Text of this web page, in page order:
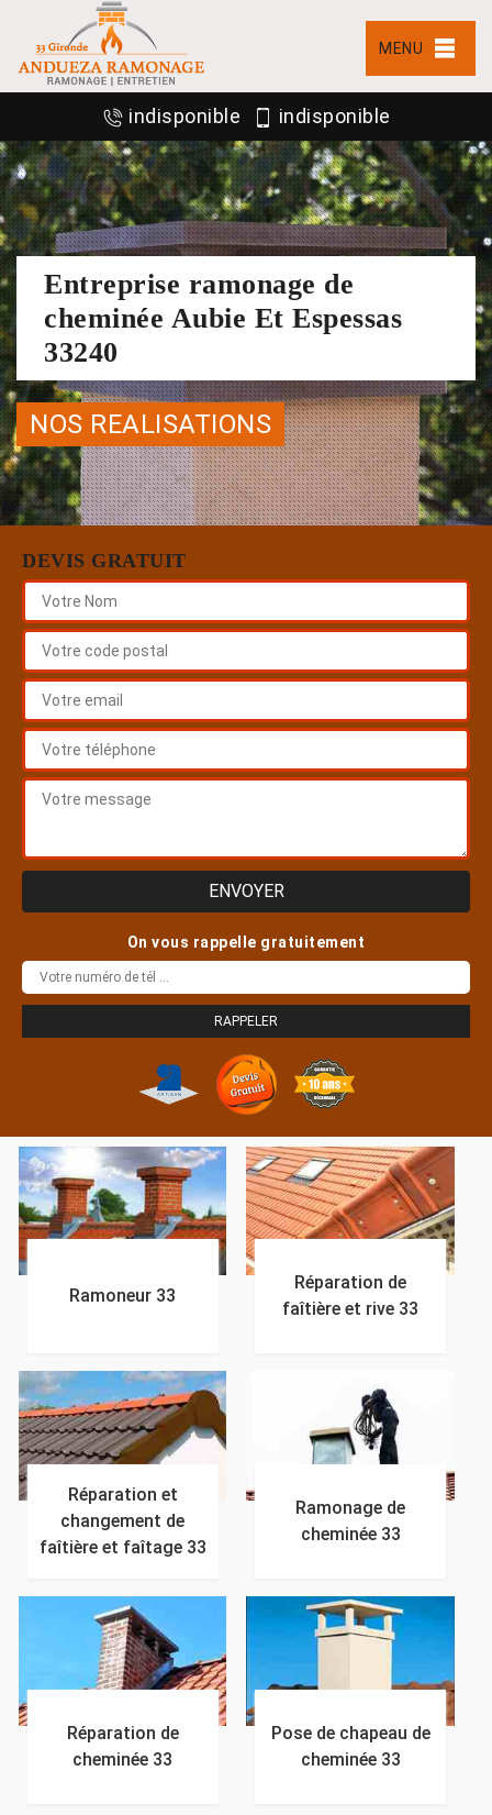
MENU
indisponible indisponible
Entreprise ramonage de
cheminée Aubie Et Espessas
33240
NOS REALISATIONS
DEVIS GRATUIT
On vous rappelle gratuitement
Ramoneur 33
Réparation de
faîtière et rive 33
Réparation et
changement de
faîtière et faîtage 33
Ramonage de
cheminée 33
Réparation de
cheminée 33
Pose de chapeau de
cheminée 33